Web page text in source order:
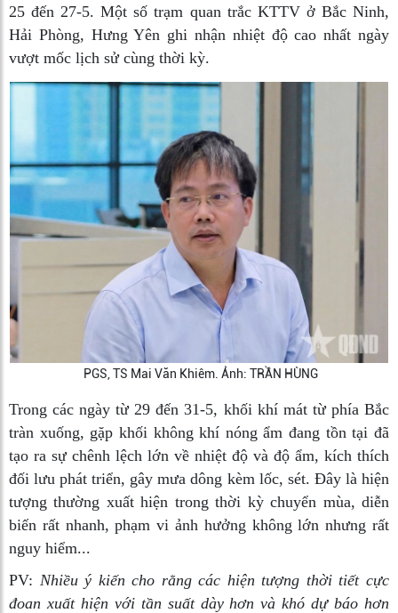
25 đến 27-5. Một số trạm quan trắc KTTV ở Bắc Ninh,
Hải Phòng, Hưng Yên ghi nhận nhiệt độ cao nhất ngày
vượt mốc lịch sử cùng thời kỳ.
PGS, TS Mai Văn Khiêm. Ảnh: TRẦN HÙNG
Trong các ngày từ 29 đến 31-5, khối khí mát từ phía Bắc
tràn xuống, gặp khối không khí nóng ẩm đang tồn tại đã
tạo ra sự chênh lệch lớn về nhiệt độ và độ ẩm, kích thích
đối lưu phát triển, gây mưa dông kèm lốc, sét. Đây là hiện
tượng thường xuất hiện trong thời kỳ chuyển mùa, diễn
biến rất nhanh, phạm vi ảnh hưởng không lớn nhưng rất
nguy hiểm...
PV: Nhiều ý kiến cho rằng các hiện tượng thời tiết cực
đoan xuất hiện với tần suất dày hơn và khó dự báo hơn